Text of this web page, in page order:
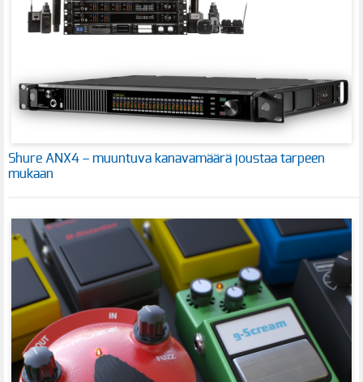
Shure ANX4 – muuntuva kanavamäärä joustaa tarpeen
mukaan